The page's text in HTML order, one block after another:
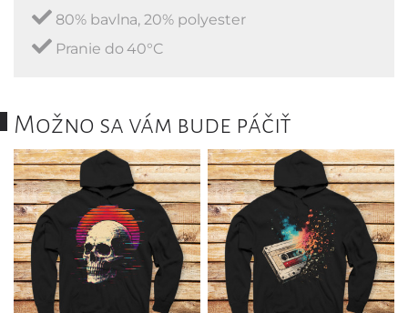
80% bavlna, 20% polyester
Pranie do 40°C
Možno sa vám bude páčiť